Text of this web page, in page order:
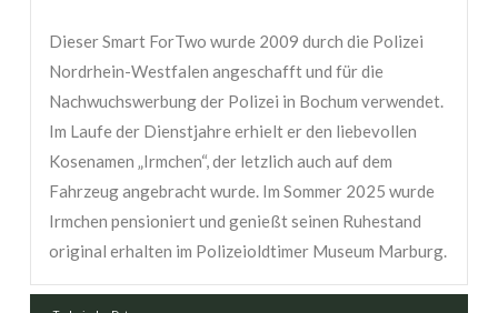
Dieser Smart ForTwo wurde 2009 durch die Polizei
Nordrhein-Westfalen angeschafft und für die
Nachwuchswerbung der Polizei in Bochum verwendet.
Im Laufe der Dienstjahre erhielt er den liebevollen
Kosenamen „Irmchen“, der letzlich auch auf dem
Fahrzeug angebracht wurde. Im Sommer 2025 wurde
Irmchen pensioniert und genießt seinen Ruhestand
original erhalten im Polizeioldtimer Museum Marburg.